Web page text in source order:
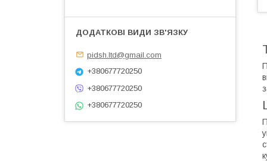
pidsh.ltd@gmail.com
+380677720250
+380677720250
+380677720250